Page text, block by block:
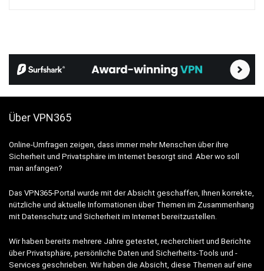
Über VPN365
Online-Umfragen zeigen, dass immer mehr Menschen über ihre
Sicherheit und Privatsphäre im Internet besorgt sind. Aber wo soll
man anfangen?
Das VPN365-Portal wurde mit der Absicht geschaffen, Ihnen korrekte,
nützliche und aktuelle Informationen über Themen im Zusammenhang
mit Datenschutz und Sicherheit im Internet bereitzustellen.
Wir haben bereits mehrere Jahre getestet, recherchiert und Berichte
über Privatsphäre, persönliche Daten und Sicherheits-Tools und -
Services geschrieben. Wir haben die Absicht, diese Themen auf eine